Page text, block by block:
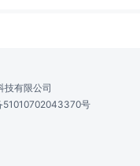
有限公司
51010702043370号